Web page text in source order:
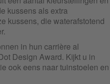
kussens als extra
kussens, die waterafstotend
in hun carrière al
Design Award. Kijkt u in
ook eens naar tuinstoelen en